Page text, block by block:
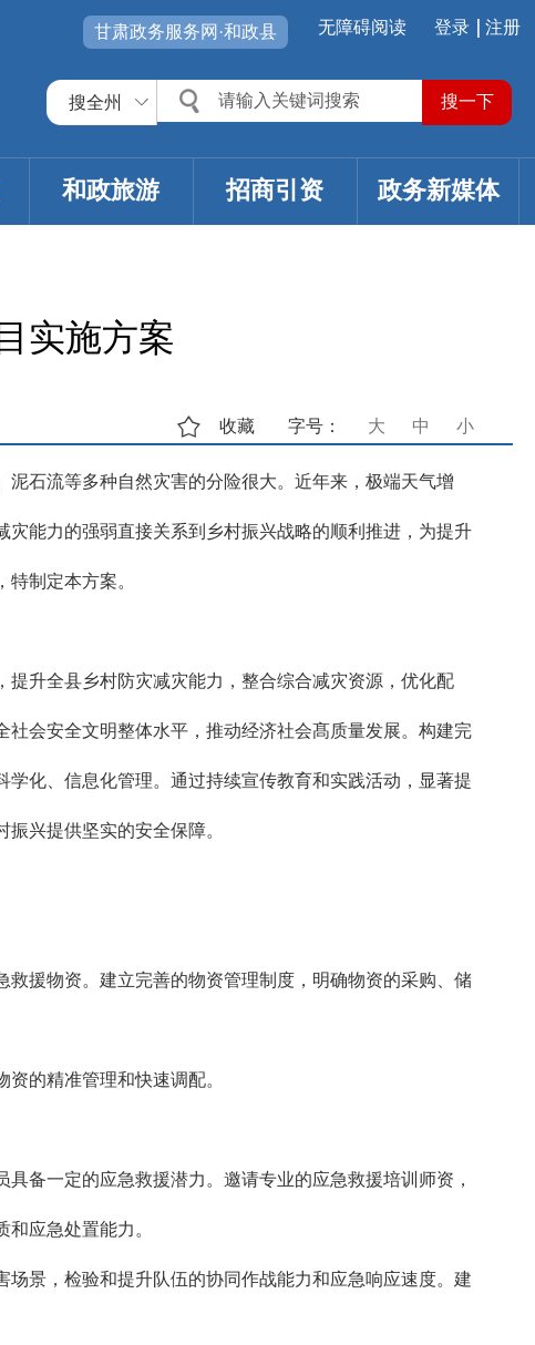
登录 注册
无障碍阅读
甘肃政务服务网·和政县
搜全州
和政旅游 招商引资 政务新媒体
实施方案
字号： 大 中 小
收藏
石流等多种自然灾害的分险很大。近年来，极端天气增
能力的强弱直接关系到乡村振兴战略的顺利推进，为提升
制定本方案。
升全县乡村防灾减灾能力，整合综合减灾资源，优化配
会安全文明整体水平，推动经济社会髙质量发展。构建完
化、信息化管理。通过持续宣传教育和实践活动，显著提
兴提供坚实的安全保障。
援物资。建立完善的物资管理制度，明确物资的采购、储
的精准管理和快速调配。
备一定的应急救援潜力。邀请专业的应急救援培训师资，
应急处置能力。
景，检验和提升队伍的协同作战能力和应急响应速度。建